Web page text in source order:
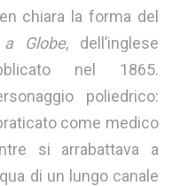
chiara la forma del
Globe, dell’inglese
nel 1865.
poliedrico:
come medico
si arrabattava a
di un lungo canale